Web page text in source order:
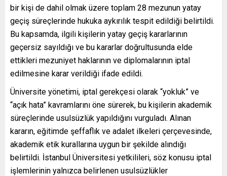
bir kişi de dahil olmak üzere toplam 28 mezunun yatay
geçiş süreçlerinde hukuka aykırılık tespit edildiği belirtildi.
Bu kapsamda, ilgili kişilerin yatay geçiş kararlarının
geçersiz sayıldığı ve bu kararlar doğrultusunda elde
ettikleri mezuniyet haklarının ve diplomalarının iptal
edilmesine karar verildiği ifade edildi.
Üniversite yönetimi, iptal gerekçesi olarak “yokluk” ve
“açık hata” kavramlarını öne sürerek, bu kişilerin akademik
süreçlerinde usulsüzlük yapıldığını vurguladı. Alınan
kararın, eğitimde şeffaflık ve adalet ilkeleri çerçevesinde,
akademik etik kurallarına uygun bir şekilde alındığı
belirtildi. İstanbul Üniversitesi yetkilileri, söz konusu iptal
işlemlerinin yalnızca belirlenen usulsüzlükler